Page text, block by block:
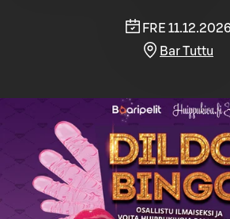
FRE 11.12.2026
Bar Tuttu